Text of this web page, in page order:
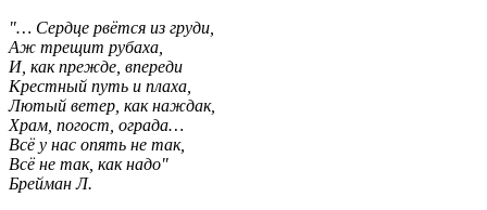
"… Сердце рвётся из груди,
Аж трещит рубаха,
И, как прежде, впереди
Крестный путь и плаха,
Лютый ветер, как наждак,
Храм, погост, ограда…
Всё у нас опять не так,
Всё не так, как надо"
Брейман Л.